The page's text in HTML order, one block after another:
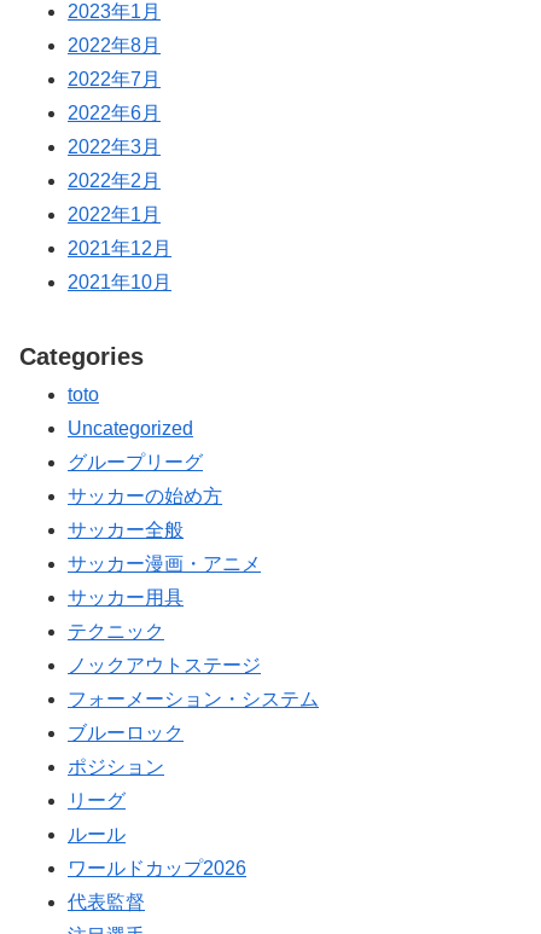
2023年1月
2022年8月
2022年7月
2022年6月
2022年3月
2022年2月
2022年1月
2021年12月
2021年10月
Categories
toto
Uncategorized
グループリーグ
サッカーの始め方
サッカー全般
サッカー漫画・アニメ
サッカー用具
テクニック
ノックアウトステージ
フォーメーション・システム
ブルーロック
ポジション
リーグ
ルール
ワールドカップ2026
代表監督